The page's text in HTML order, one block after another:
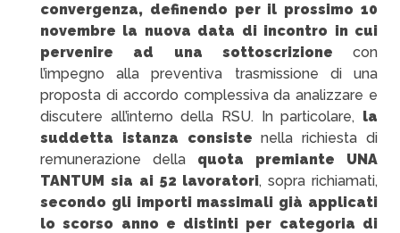
convergenza, definendo per il prossimo 10
novembre la nuova data di incontro in cui
pervenire ad una sottoscrizione con
l’impegno alla preventiva trasmissione di una
proposta di accordo complessiva da analizzare e
discutere all’interno della RSU. In particolare, la
suddetta istanza consistenella richiesta di
remunerazione della quota premiante UNA
TANTUM sia ai 52 lavoratori, sopra richiamati,
secondo gli importi massimali già applicati
lo scorso anno e distinti per categoria di